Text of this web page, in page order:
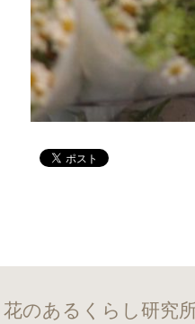
花のあるくらし研究